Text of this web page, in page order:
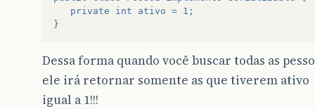
   private int ativo = 1;
}
Dessa forma quando você buscar todas as
ele irá retornar somente as que tiverem ativo
igual a 1!!!